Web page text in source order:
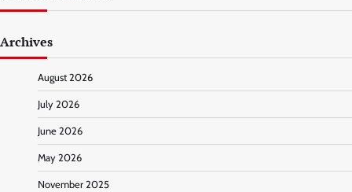
Archives
August 2026
July 2026
June 2026
May 2026
November 2025